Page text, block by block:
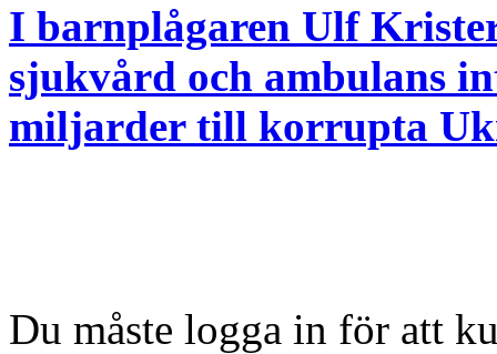
I barnplågaren Ulf
sjukvård och ambulans
miljarder till korrupta
Du måste logga in för att